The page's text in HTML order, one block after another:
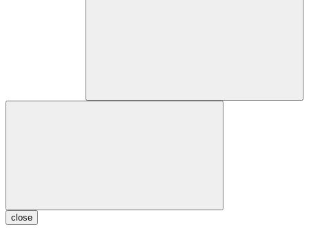
close